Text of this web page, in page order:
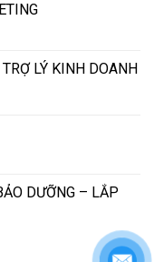
LÝ KINH DOANH
DƯỠNG – LẮP